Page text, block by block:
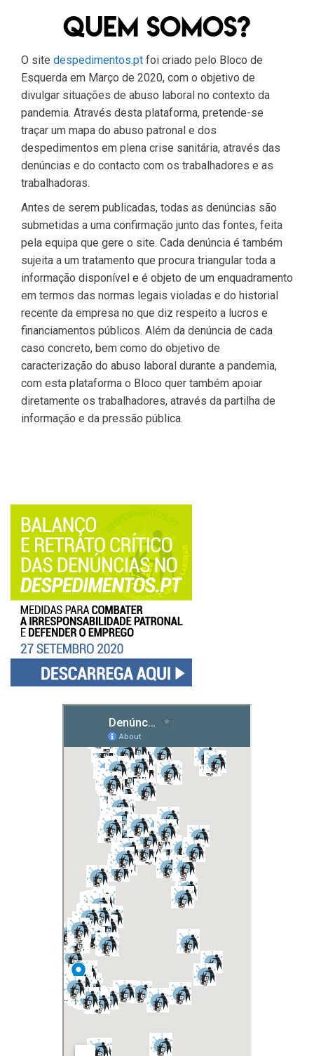
Quem Somos?
O site despedimentos.pt foi criado pelo Bloco de
Esquerda em Março de 2020, com o objetivo de
divulgar situações de abuso laboral no contexto da
pandemia. Através desta plataforma, pretende-se
traçar um mapa do abuso patronal e dos
despedimentos em plena crise sanitária, através das
denúncias e do contacto com os trabalhadores e as
trabalhadoras.
Antes de serem publicadas, todas as denúncias são
submetidas a uma confirmação junto das fontes, feita
pela equipa que gere o site. Cada denúncia é também
sujeita a um tratamento que procura triangular toda a
informação disponível e é objeto de um enquadramento
em termos das normas legais violadas e do historial
recente da empresa no que diz respeito a lucros e
financiamentos públicos. Além da denúncia de cada
caso concreto, bem como do objetivo de
caracterização do abuso laboral durante a pandemia,
com esta plataforma o Bloco quer também apoiar
diretamente os trabalhadores, através da partilha de
informação e da pressão pública.